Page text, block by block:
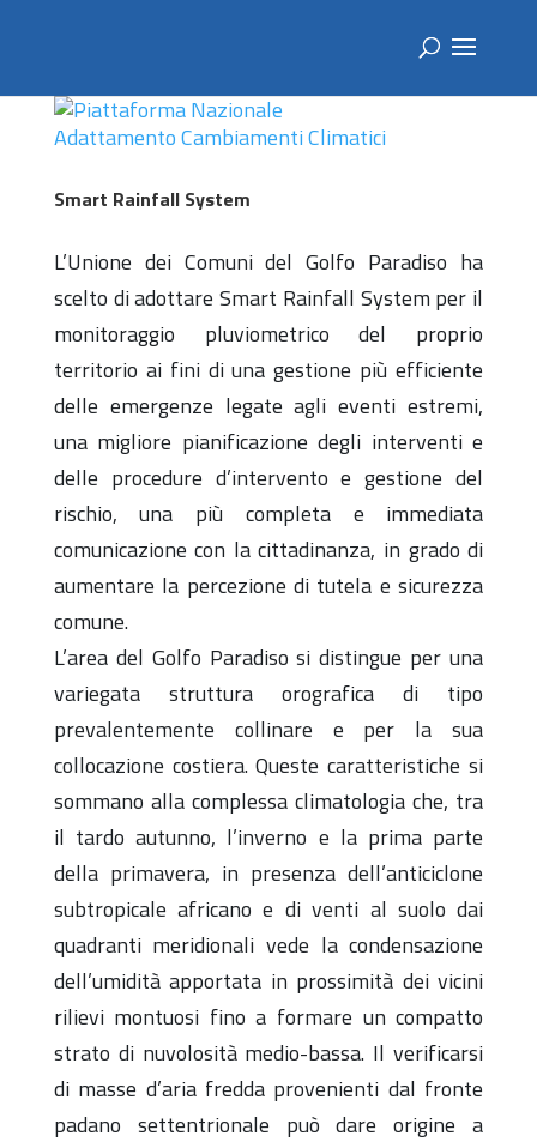
Smart Rainfall System
L’Unione dei Comuni del Golfo Paradiso ha
scelto di adottare Smart Rainfall System per il
monitoraggio pluviometrico del proprio
territorio ai fini di una gestione più efficiente
delle emergenze legate agli eventi estremi,
una migliore pianificazione degli interventi e
delle procedure d’intervento e gestione del
rischio, una più completa e immediata
comunicazione con la cittadinanza, in grado di
aumentare la percezione di tutela e sicurezza
comune.
L’area del Golfo Paradiso si distingue per una
variegata struttura orografica di tipo
prevalentemente collinare e per la sua
collocazione costiera. Queste caratteristiche si
sommano alla complessa climatologia che, tra
il tardo autunno, l’inverno e la prima parte
della primavera, in presenza dell’anticiclone
subtropicale africano e di venti al suolo dai
quadranti meridionali vede la condensazione
dell’umidità apportata in prossimità dei vicini
rilievi montuosi fino a formare un compatto
strato di nuvolosità medio-bassa. Il verificarsi
di masse d’aria fredda provenienti dal fronte
padano settentrionale può dare origine a